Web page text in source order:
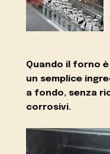
Quando il forno
un semplice
a fondo, senza
corrosivi.